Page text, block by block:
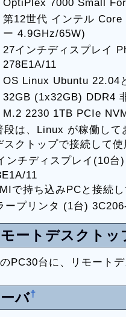
第12世代 インテル
ー 4.9GHz/65W)
27インチディスプレイ
278E1A/11
OS Linux Ubuntu 22.04
32GB (1x32GB) DDR4
M.2 2230 1TB PCIe
段は、Linux が稼働し
スクトップで接続して
ンチディスプレイ(10
11
で持ち込みPCと接続
ープリンタ (1台)
モートデスクトッ
PC30台に、リモート
バ†